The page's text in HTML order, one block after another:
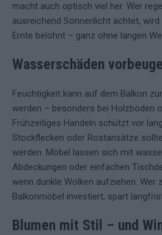
macht auch optisch viel her. Wer
ausreichend Sonnenlicht achtet,
Ernte belohnt – ganz ohne langen
Wasserschäden
Feuchtigkeit kann auf dem Balkon
werden – besonders bei Holzböden
Frühzeitiges Handeln schützt vor
Stockflecken oder Rostansätze
werden. Möbel lassen sich mit
Abdeckungen oder einfachen
wenn dunkle Wolken aufziehen. Wer
Balkonmöbel investiert, spart
Blumen mit Stil – und